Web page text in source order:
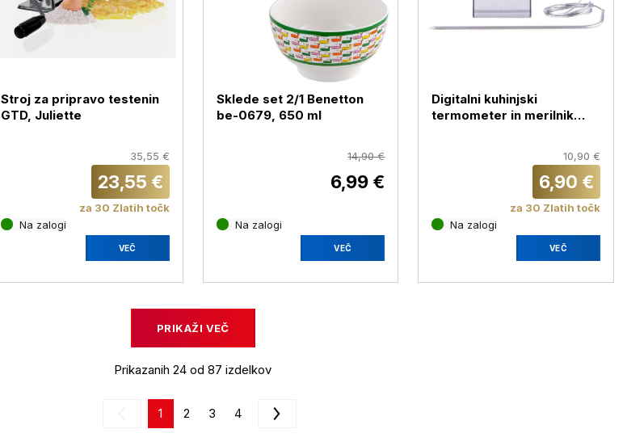
Stroj za pripravo testenin
GTD, Juliette
35,55 €
23,55 €
za 30 Zlatih točk
Na zalogi
VEČ
Sklede set 2/1 Benetton
be-0679, 650 ml
14,90 €
6,99 €
Na zalogi
VEČ
Digitalni kuhinjski
termometer in merilnik
10,90 €
6,90 €
za 30 Zlatih točk
Na zalogi
VEČ
PRIKAŽI VEČ
Prikazanih 24 od 87 izdelkov
1 2 3 4